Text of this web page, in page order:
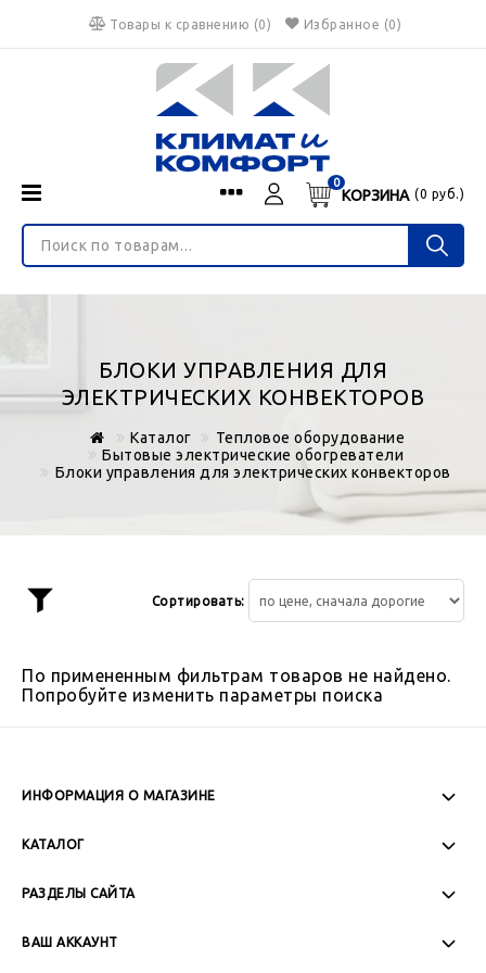
Товары к сравнению (0) Избранное (0)
Menu
Войти
€ руб.
КОРЗИНА
0
(0 руб.)
О нас
НЕ ЯВЛЯЕТСЯ ПУБЛИЧНОЙ ОФЕРТОЙ
Доставка и оплата
Контакты
БЛОКИ УПРАВЛЕНИЯ ДЛЯ
ЭЛЕКТРИЧЕСКИХ КОНВЕКТОРОВ
Каталог
Тепловое оборудование
Бытовые электрические обогреватели
Блоки управления для электрических конвекторов
Сортировать:
По примененным фильтрам товаров не найдено.
Попробуйте изменить параметры поиска
ИНФОРМАЦИЯ О МАГАЗИНЕ
Сб-Вс: Выходной
КАТАЛОГ
РАЗДЕЛЫ САЙТА
ВАШ АККАУНТ